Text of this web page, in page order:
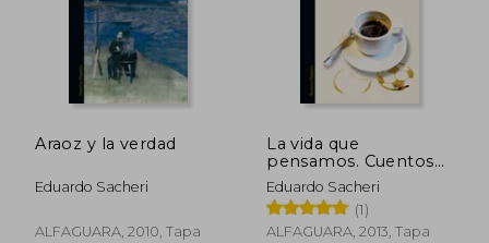
21% 10%
dcto.
Araoz y la verdad
Eduardo Sacheri
ALFAGUARA, 2010, Tapa
La vida que
pensamos. Cuentos
de fútbol
Eduardo Sacheri
(1)
ALFAGUARA, 2013, Tapa